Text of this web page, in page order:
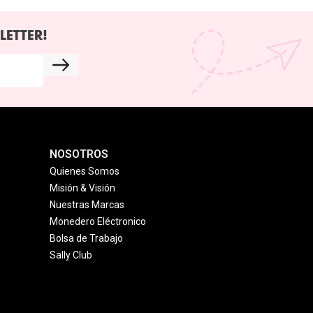
NOSOTROS
Quienes Somos
Misión & Visión
Nuestras Marcas
Monedero Eléctronico
Bolsa de Trabajo
Sally Club